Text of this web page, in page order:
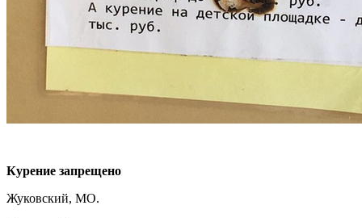
Курение запрещено
Жуковский, МО.